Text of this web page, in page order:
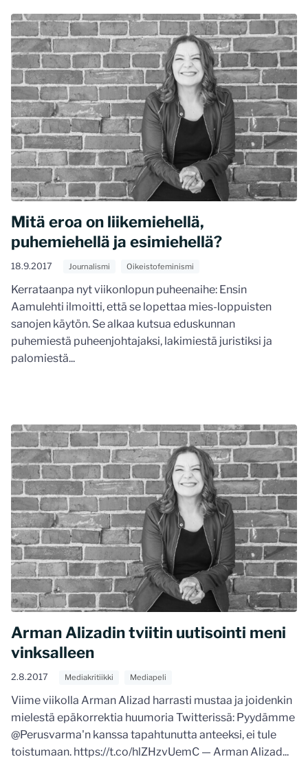
Mitä eroa on liikemiehellä,
puhemiehellä ja esimiehellä?
18.9.2017 Journalismi Oikeistofeminismi
Kerrataanpa nyt viikonlopun puheenaihe: Ensin
Aamulehti ilmoitti, että se lopettaa mies-loppuisten
sanojen käytön. Se alkaa kutsua eduskunnan
puhemiestä puheenjohtajaksi, lakimiestä juristiksi ja
palomiestä...
Arman Alizadin tviitin uutisointi meni
vinksalleen
2.8.2017 Mediakritiikki Mediapeli
Viime viikolla Arman Alizad harrasti mustaa ja joidenkin
mielestä epäkorrektia huumoria Twitterissä: Pyydämme
@Perusvarma'n kanssa tapahtunutta anteeksi, ei tule
toistumaan. https://t.co/hlZHzvUemC — Arman Alizad...